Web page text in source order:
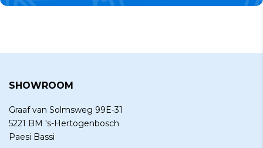
SHOWROOM
Graaf van Solmsweg 99E-31
5221 BM 's-Hertogenbosch
Paesi Bassi